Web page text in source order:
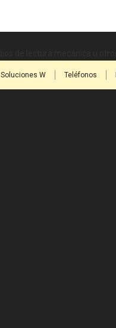
Soluciones W Teléfonos